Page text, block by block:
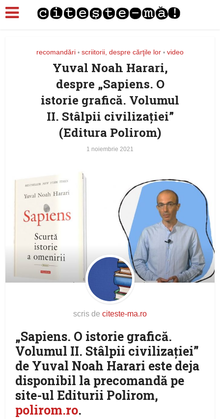
recomandări • scriitorii, despre cărţile lor • video
Yuval Noah Harari,
despre „Sapiens. O
istorie grafică. Volumul
II. Stâlpii civilizației”
(Editura Polirom)
1 noiembrie 2021
scris de citeste-ma.ro
„Sapiens. O istorie grafică.
Volumul II. Stâlpii civilizației”
de Yuval Noah Harari este deja
disponibil la precomandă pe
site-ul Editurii Polirom,
polirom.ro.